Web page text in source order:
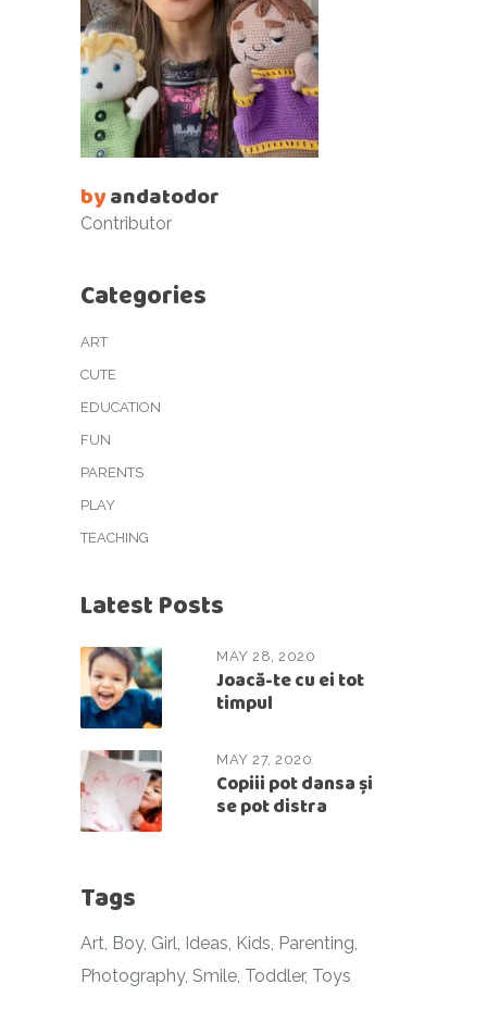
byandatodor
Contributor
Categories
ART
CUTE
EDUCATION
FUN
PARENTS
PLAY
TEACHING
Latest Posts
MAY 28, 2020
Joacă-te cu ei tot
timpul
MAY 27, 2020
Copiii pot dansa și
se pot distra
Tags
Art Boy Girl Ideas Kids Parenting
Photography Smile Toddler Toys